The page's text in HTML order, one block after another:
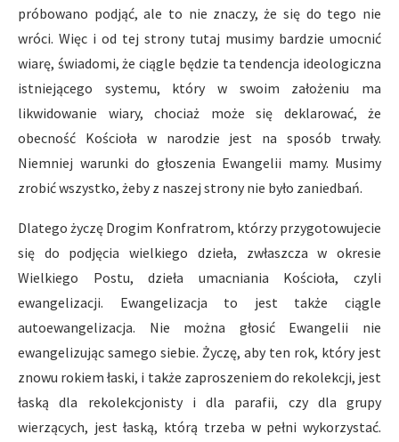
próbowano podjąć, ale to nie znaczy, że się do tego nie
wróci. Więc i od tej strony tutaj musimy bardzie umocnić
wiarę, świadomi, że ciągle będzie ta tendencja ideologiczna
istniejącego systemu, który w swoim założeniu ma
likwidowanie wiary, chociaż może się deklarować, że
obecność Kościoła w narodzie jest na sposób trwały.
Niemniej warunki do głoszenia Ewangelii mamy. Musimy
zrobić wszystko, żeby z naszej strony nie było zaniedbań.
Dlatego życzę Drogim Konfratrom, którzy przygotowujecie
się do podjęcia wielkiego dzieła, zwłaszcza w okresie
Wielkiego Postu, dzieła umacniania Kościoła, czyli
ewangelizacji. Ewangelizacja to jest także ciągle
autoewangelizacja. Nie można głosić Ewangelii nie
ewangelizując samego siebie. Życzę, aby ten rok, który jest
znowu rokiem łaski, i także zaproszeniem do rekolekcji, jest
łaską dla rekolekcjonisty i dla parafii, czy dla grupy
wierzących, jest łaską, którą trzeba w pełni wykorzystać.